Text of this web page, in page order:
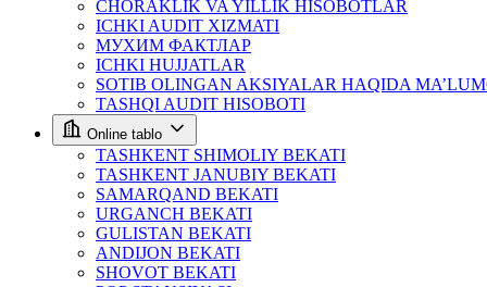
CHORAKLIK VA YILLIK HISOBOTLAR
ICHKI AUDIT XIZMATI
МУХИМ ФАКТЛАР
ICHKI HUJJATLAR
SOTIB OLINGAN AKSIYALAR HAQIDA
TASHQI AUDIT HISOBOTI
Online tablo
TASHKENT SHIMOLIY BEKATI
TASHKENT JANUBIY BEKATI
SAMARQAND BEKATI
URGANCH BEKATI
GULISTAN BEKATI
ANDIJON BEKATI
SHOVOT BEKATI